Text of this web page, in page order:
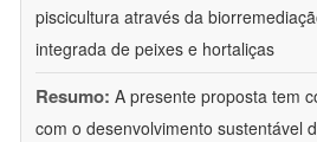
piscicultura através da
integrada de peixes e hortaliças
Resumo: A presente proposta tem
com o desenvolvimento sustentável